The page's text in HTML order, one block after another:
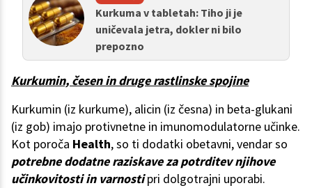
Kurkuma v tabletah: Tiho ji je
uničevala jetra, dokler ni bilo
prepozno
Kurkumin, česen in druge rastlinske spojine
Kurkumin (iz kurkume), alicin (iz česna) in beta-glukani
(iz gob) imajo protivnetne in imunomodulatorne učinke.
Kot poroča Health, so ti dodatki obetavni, vendar so
potrebne dodatne raziskave za potrditev njihove
učinkovitosti in varnostipri dolgotrajni uporabi.